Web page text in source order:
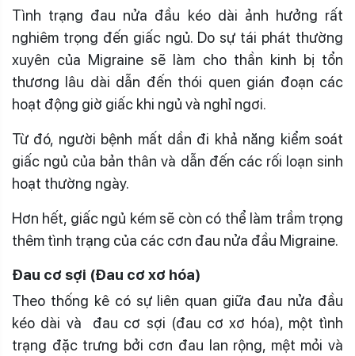
Tình trạng đau nửa đầu kéo dài ảnh hưởng rất
nghiêm trọng đến giấc ngủ. Do sự tái phát thường
xuyên của Migraine sẽ làm cho thần kinh bị tổn
thương lâu dài dẫn đến thói quen gián đoạn các
hoạt động giờ giấc khi ngủ và nghỉ ngơi.
Từ đó, người bệnh mất dần đi khả năng kiểm soát
giấc ngủ của bản thân và dẫn đến các rối loạn sinh
hoạt thường ngày.
Hơn hết, giấc ngủ kém sẽ còn có thể làm trầm trọng
thêm tình trạng của các cơn đau nửa đầu Migraine.
Đau cơ sợi (Đau cơ xơ hóa)
Theo thống kê có sự liên quan giữa đau nửa đầu
kéo dài và đau cơ sợi (đau cơ xơ hóa), một tình
trạng đặc trưng bởi cơn đau lan rộng, mệt mỏi và